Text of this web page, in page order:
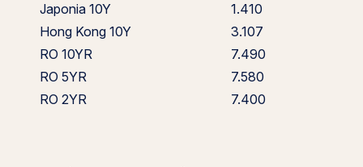
Japonia 10Y
1.410
Hong Kong 10Y
3.107
RO 10YR
7.490
RO 5YR
7.580
RO 2YR
7.400